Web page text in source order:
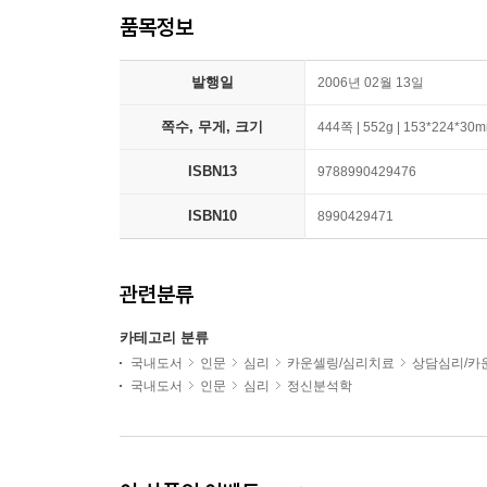
품목정보
발행일 2006년 02월 13일
쪽수, 무게, 크기 444쪽 | 552g |
ISBN13 9788990429476
ISBN10 8990429471
관련분류
카테고리 분류
국내도서 인문 심리 카운셀링/심리치료
상담심리/카
국내도서
인문 심리 정신분석학